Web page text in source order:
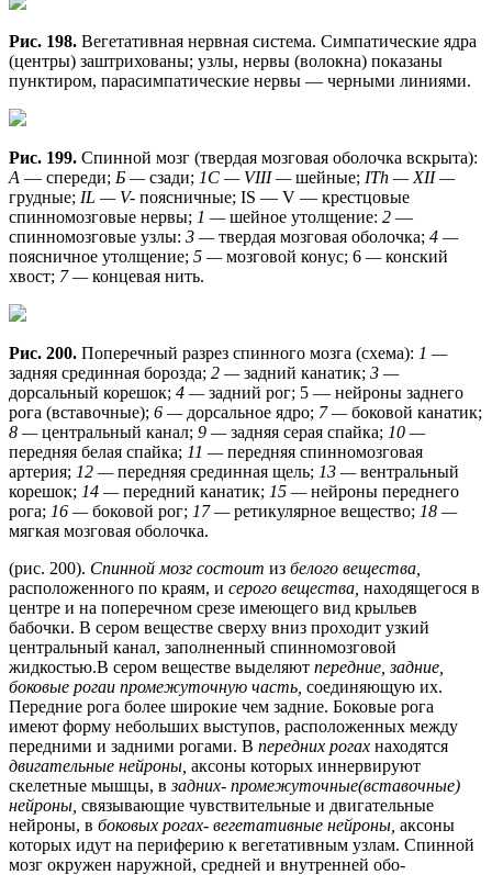
Рис. 198. Вегетативная нервная система. Симпатические ядра
(центры) заштрихованы; узлы, нервы (волокна) показаны
пунктиром, парасимпатические нервы — черными линиями.
Рис. 199. Спинной мозг (твердая мозговая оболочка вскрыта):
А — спереди; Б —сзади; 1С — VIII —шейные; ITh — XII —
грудные; IL — V- поясничные; IS — V — крестцовые
спинномозговые нервы; 1 —шейное утолщение: 2 —
спинномозговые узлы: 3 —твердая мозговая оболочка; 4 —
поясничное утолщение; 5 —мозговой конус; 6 —конский
хвост; 7 —концевая нить.
Рис. 200. Поперечный разрез спинного мозга (схема): 1 —
задняя срединная борозда; 2 —задний канатик; 3 —
дорсальный корешок; 4 —задний рог; 5 — нейроны заднего
рога (вставочные); 6 — дорсальное ядро; 7 —боковой канатик;
8 —центральный канал; 9 —задняя серая спайка; 10 —
передняя белая спайка; 11 —передняя спинномозговая
артерия; 12 —передняя срединная щель; 13 —вентральный
корешок; 14 —передний канатик; 15 —нейроны переднего
рога; 16 —боковой рог; 17 —ретикулярное вещество; 18 —
мягкая мозговая оболочка.
(рис. 200). Спинной мозг состоит из белого вещества,
расположенного по краям, и серого вещества, находящегося в
центре и на поперечном срезе имеющего вид крыльев
бабочки. В сером веществе сверху вниз проходит узкий
центральный канал, заполненный спинномозговой
жидкостью.В сером веществе выделяют передние, задние,
боковые рогаи промежуточную часть, соединяющую их.
Передние рога более широкие чем задние. Боковые рога
имеют форму небольших выступов, расположенных между
передними и задними рогами. В передних рогах находятся
двигательные нейроны, аксоны которых иннервируют
скелетные мышцы, взадних- промежуточные(вставочные)
нейроны, связывающие чувствительные и двигательные
нейроны, в боковых рогах- вегетативные нейроны, аксоны
которых идут на периферию к вегетативным узлам. Спинной
мозг окружен наружной, средней и внутренней обо-